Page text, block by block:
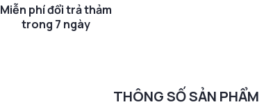
Miễn phí đổi trả thảm
trong 7 ngày
THÔNG SỐ SẢN PHẨM